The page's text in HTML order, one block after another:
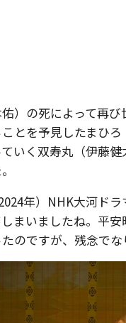
）の死によって再
とを予見したまひろ
いく双寿丸（伊藤
年）NHK大河ドラ
まいましたね。平
のですが、残念でな